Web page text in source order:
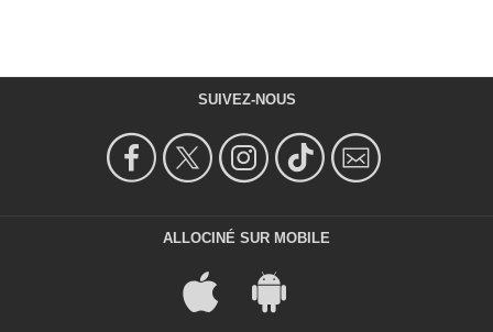
SUIVEZ-NOUS
ALLOCINÉ SUR MOBILE